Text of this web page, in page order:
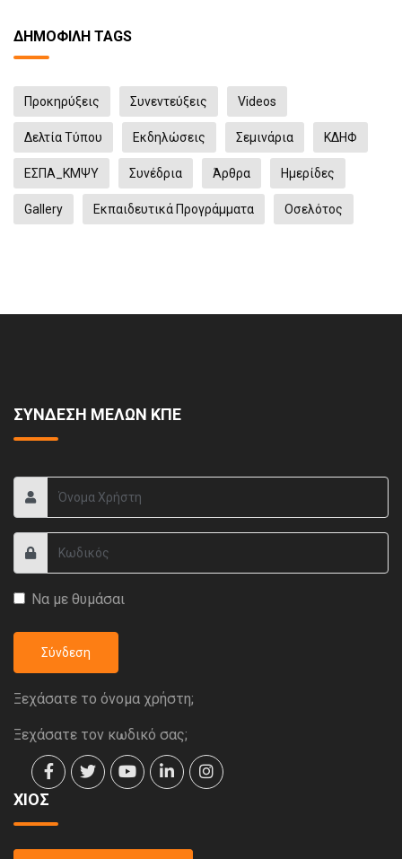
ΔΗΜΟΦΙΛΉ TAGS
Προκηρύξεις Συνεντεύξεις Videos
Δελτία Τύπου Eκδηλώσεις Σεμινάρια ΚΔΗΦ
ΕΣΠΑ_ΚΜΨΥ Συνέδρια Άρθρα Ημερίδες
Gallery Εκπαιδευτικά Προγράμματα Οσελότος
ΣΥΝΔΕΣΗ ΜΕΛΩΝ ΚΠΕ
Να με θυμάσαι
Σύνδεση
Ξεχάσατε το όνομα χρήστη;
Ξεχάσατε τον κωδικό σας;
ΧΙΟΣ